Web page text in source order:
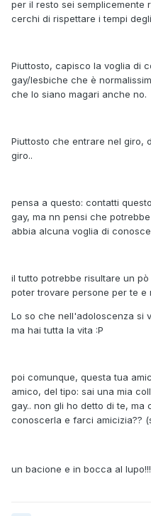
per il resto sei semplicemente
cerchi di rispettare i tempi
Piuttosto, capisco la voglia di
gay/lesbiche che è
che lo siano magari anche no.
Piuttosto che entrare nel giro,
giro..
pensa a questo: contatti
gay, ma nn pensi che
abbia alcuna voglia di
il tutto potrebbe risultare un
poter trovare persone per te e
Lo so che nell'adoloscenza si
ma hai tutta la vita :P
poi comunque, questa tua
amico, del tipo: sai una mia
gay.. non gli ho detto di te, ma
conoscerla e farci amicizia??
un bacione e in bocca al lupo!!!